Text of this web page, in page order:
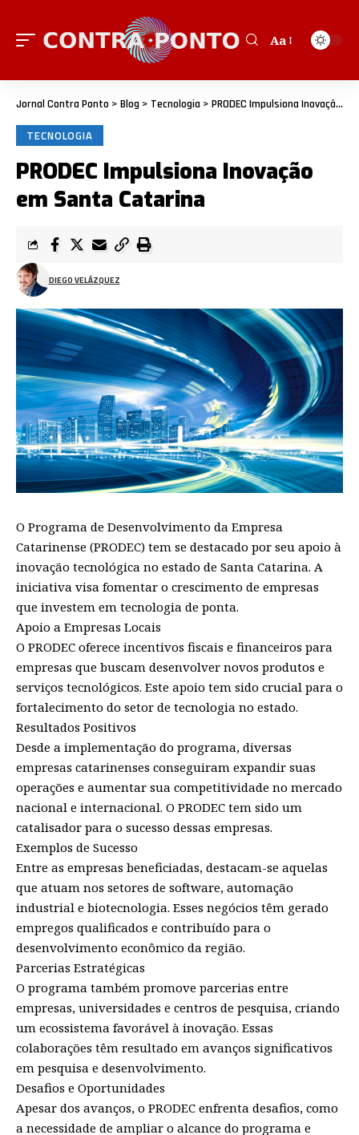
Aa
Jornal Contra Ponto > Blog > Tecnologia > PRODEC Impulsiona Inovação em Santa Catarina
TECNOLOGIA
PRODEC Impulsiona Inovação
em Santa Catarina
DIEGO VELÁZQUEZ
O Programa de Desenvolvimento da Empresa
Catarinense (PRODEC) tem se destacado por seu apoio à
inovação tecnológica no estado de Santa Catarina. A
iniciativa visa fomentar o crescimento de empresas
que investem em tecnologia de ponta.
Apoio a Empresas Locais
O PRODEC oferece incentivos fiscais e financeiros para
empresas que buscam desenvolver novos produtos e
serviços tecnológicos. Este apoio tem sido crucial para o
fortalecimento do setor de tecnologia no estado.
Resultados Positivos
Desde a implementação do programa, diversas
empresas catarinenses conseguiram expandir suas
operações e aumentar sua competitividade no mercado
nacional e internacional. O PRODEC tem sido um
catalisador para o sucesso dessas empresas.
Exemplos de Sucesso
Entre as empresas beneficiadas, destacam-se aquelas
que atuam nos setores de software, automação
industrial e biotecnologia. Esses negócios têm gerado
empregos qualificados e contribuído para o
desenvolvimento econômico da região.
Parcerias Estratégicas
O programa também promove parcerias entre
empresas, universidades e centros de pesquisa, criando
um ecossistema favorável à inovação. Essas
colaborações têm resultado em avanços significativos
em pesquisa e desenvolvimento.
Desafios e Oportunidades
Apesar dos avanços, o PRODEC enfrenta desafios, como
a necessidade de ampliar o alcance do programa e